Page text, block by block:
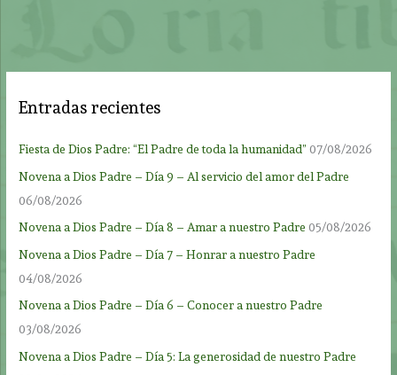
Entradas recientes
Fiesta de Dios Padre: “El Padre de toda la humanidad” 07/08/2026
Novena a Dios Padre – Día 9 – Al servicio del amor del Padre
06/08/2026
Novena a Dios Padre – Día 8 – Amar a nuestro Padre 05/08/2026
Novena a Dios Padre – Día 7 – Honrar a nuestro Padre
04/08/2026
Novena a Dios Padre – Día 6 – Conocer a nuestro Padre
03/08/2026
Novena a Dios Padre – Día 5: La generosidad de nuestro Padre